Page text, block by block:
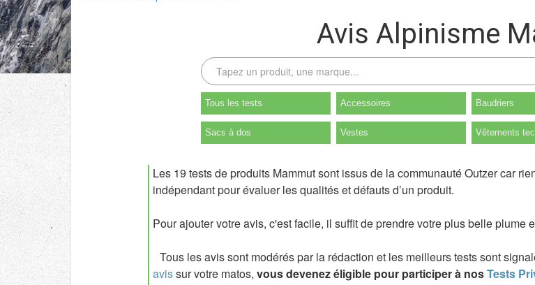
Avis Alpinisme
Tous les tests Accessoires Baudriers
Sacs à dos Vestes Vêtements
Les 19 tests de produits Mammut sont issus de la communauté Outzer car
indépendant pour évaluer les qualités et défauts d’un produit.
Pour ajouter votre avis, c'est facile, il suffit de prendre votre plus belle plume
Tous les avis sont modérés par la rédaction et les meilleurs tests sont
avissur votre matos, vous devenez éligible pour participer à nosTests